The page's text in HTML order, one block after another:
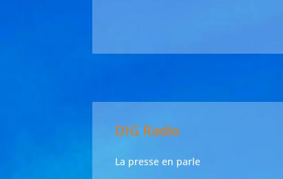
DIG Radio
La presse en parle